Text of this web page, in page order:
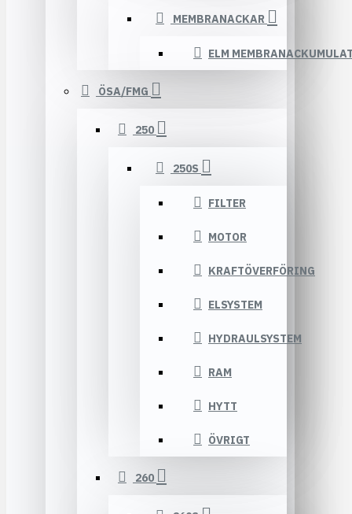
MEMBRANACKAR
ELM
ÖSA/FMG
250
250S
FILTER
MOTOR
KRAFTÖVERFÖRING
ELSYSTEM
HYDRAULSYSTEM
RAM
HYTT
ÖVRIGT
260